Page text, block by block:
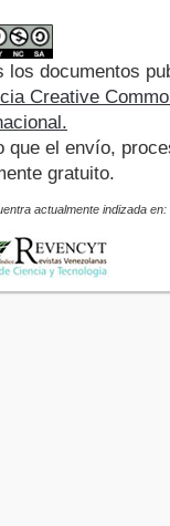
los documentos
Creative
que el envío,
gratuito.
actualmente indizada en: